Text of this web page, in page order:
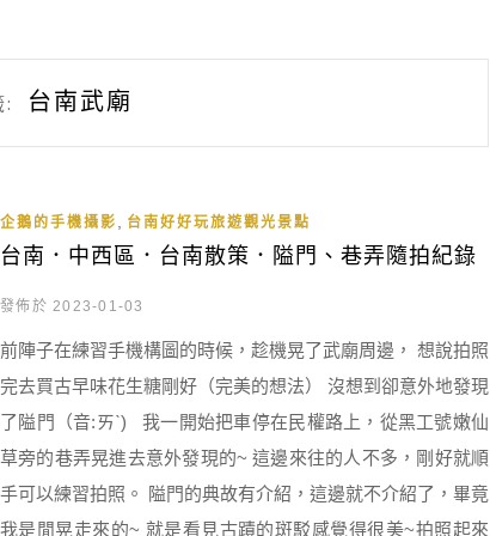
: 台南武廟
企鵝的手機攝影 台南好好玩旅遊觀光景點
台南．中西區．台南散策．隘門、巷弄隨拍紀錄
發佈於 2023-01-03
前陣子在練習手機構圖的時候，趁機晃了武廟周邊， 想說拍照
完去買古早味花生糖剛好（完美的想法） 沒想到卻意外地發現
了隘門（音:ㄞˋ) 我一開始把車停在民權路上，從黑工號嫩仙
草旁的巷弄晃進去意外發現的~ 這邊來往的人不多，剛好就順
手可以練習拍照。 隘門的典故有介紹，這邊就不介紹了，畢竟
我是閒晃走來的~ 就是看見古蹟的斑駁感覺得很美~拍照起來